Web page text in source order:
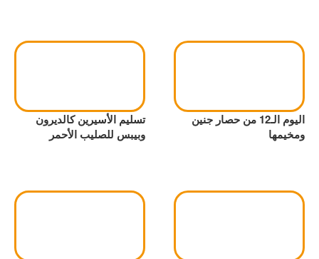
اليوم الـ12 من حصار جنين
ومخيمها
تسليم الأسيرين كالديرون
وبيبس للصليب الأحمر